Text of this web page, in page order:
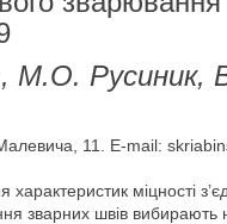
Русиник,
11. E-mail:
міцності
зварних швів